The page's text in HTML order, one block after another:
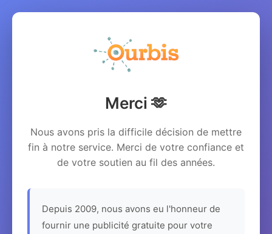
Merci 🫶
Nous avons pris la difficile décision de mettre
fin à notre service. Merci de votre confiance et
de votre soutien au fil des années.
Depuis 2009, nous avons eu l'honneur de
fournir une publicité gratuite pour votre